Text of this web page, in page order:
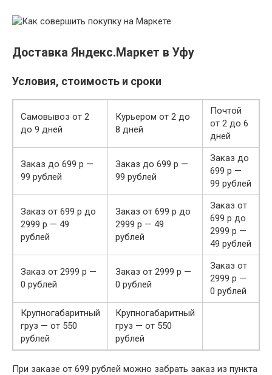
Доставка Яндекс.Маркет в Уфу
Условия, стоимость и сроки
Самовывоз от 2
до 9 дней
Курьером от 2 до
8 дней
Почтой
от 2 до 6
дней
Заказ до 699 р —
99 рублей
Заказ до 699 р —
99 рублей
Заказ до
699 р —
99 рублей
Заказ от 699 р до
2999 р — 49
рублей
Заказ от 699 р до
2999 р — 49
рублей
Заказ от
699 р до
2999 р —
49 рублей
Заказ от 2999 р —
0 рублей
Заказ от 2999 р —
0 рублей
Заказ от
2999 р —
0 рублей
Крупногабаритный
груз — от 550
рублей
Крупногабаритный
груз — от 550
рублей
При заказе от 699 рублей можно забрать заказ из пункта